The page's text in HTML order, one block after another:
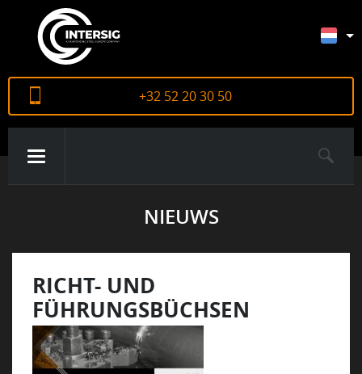
+32 52 20 30 50
CERTIFICATEN
NIEUWS
RICHT- UND
FÜHRUNGSBÜCHSEN